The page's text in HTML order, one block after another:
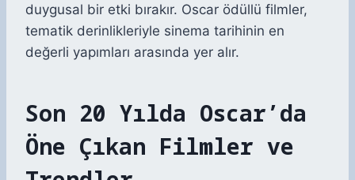
duygusal bir etki bırakır. Oscar ödüllü filmler,
tematik derinlikleriyle sinema tarihinin en
değerli yapımları arasında yer alır.
Son 20 Yılda Oscar’da
Öne Çıkan Filmler ve